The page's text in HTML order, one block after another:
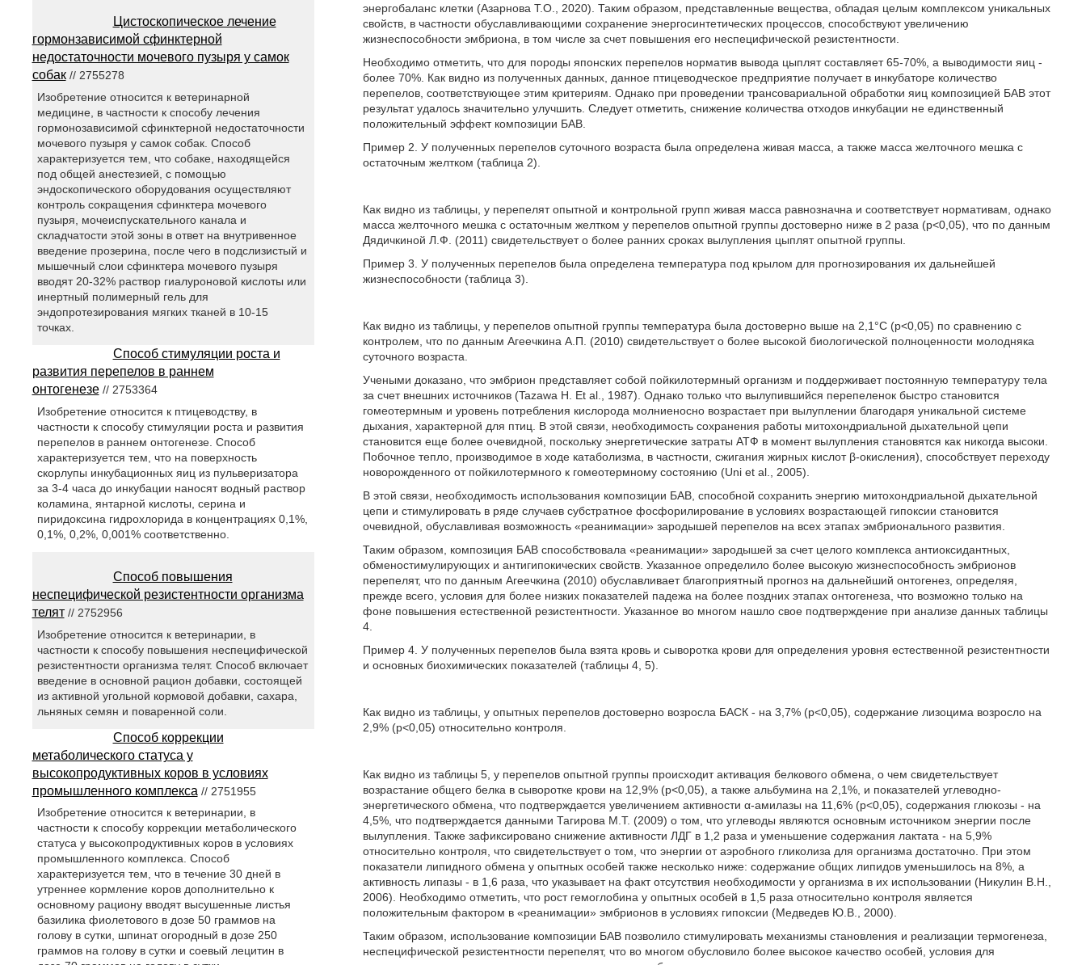
энергобаланс клетки (Азарнова Т.О., 2020). Таким образом, представленные вещества, обладая целым комплексом уникальных
свойств, в частности обуславливающими сохранение энергосинтетических процессов, способствуют увеличению
жизнеспособности эмбриона, в том числе за счет повышения его неспецифической резистентности.
Необходимо отметить, что для породы японских перепелов норматив вывода цыплят составляет 65-70%, а выводимости яиц -
более 70%. Как видно из полученных данных, данное птицеводческое предприятие получает в инкубаторе количество
перепелов, соответствующее этим критериям. Однако при проведении трансовариальной обработки яиц композицией БАВ этот
результат удалось значительно улучшить. Следует отметить, снижение количества отходов инкубации не единственный
положительный эффект композиции БАВ.
Пример 2. У полученных перепелов суточного возраста была определена живая масса, а также масса желточного мешка с
остаточным желтком (таблица 2).
Как видно из таблицы, у перепелят опытной и контрольной групп живая масса равнозначна и соответствует нормативам, однако
масса желточного мешка с остаточным желтком у перепелов опытной группы достоверно ниже в 2 раза (р<0,05), что по данным
Дядичкиной Л.Ф. (2011) свидетельствует о более ранних сроках вылупления цыплят опытной группы.
Пример 3. У полученных перепелов была определена температура под крылом для прогнозирования их дальнейшей
жизнеспособности (таблица 3).
Как видно из таблицы, у перепелов опытной группы температура была достоверно выше на 2,1°С (р<0,05) по сравнению с
контролем, что по данным Агеечкина А.П. (2010) свидетельствует о более высокой биологической полноценности молодняка
суточного возраста.
Учеными доказано, что эмбрион представляет собой пойкилотермный организм и поддерживает постоянную температуру тела
за счет внешних источников (Tazawa Н. Et al., 1987). Однако только что вылупившийся перепеленок быстро становится
гомеотермным и уровень потребления кислорода молниеносно возрастает при вылуплении благодаря уникальной системе
дыхания, характерной для птиц. В этой связи, необходимость сохранения работы митохондриальной дыхательной цепи
становится еще более очевидной, поскольку энергетические затраты АТФ в момент вылупления становятся как никогда высоки.
Побочное тепло, производимое в ходе катаболизма, в частности, сжигания жирных кислот β-окисления), способствует переходу
новорожденного от пойкилотермного к гомеотермному состоянию (Uni et al., 2005).
В этой связи, необходимость использования композиции БАВ, способной сохранить энергию митохондриальной дыхательной
цепи и стимулировать в ряде случаев субстратное фосфорилирование в условиях возрастающей гипоксии становится
очевидной, обуславливая возможность «реанимации» зародышей перепелов на всех этапах эмбрионального развития.
Таким образом, композиция БАВ способствовала «реанимации» зародышей за счет целого комплекса антиоксидантных,
обменостимулирующих и антигипокических свойств. Указанное определило более высокую жизнеспособность эмбрионов
перепелят, что по данным Агеечкина (2010) обуславливает благоприятный прогноз на дальнейший онтогенез, определяя,
прежде всего, условия для более низких показателей падежа на более поздних этапах онтогенеза, что возможно только на
фоне повышения естественной резистентности. Указанное во многом нашло свое подтверждение при анализе данных таблицы
4.
Пример 4. У полученных перепелов была взята кровь и сыворотка крови для определения уровня естественной резистентности
и основных биохимических показателей (таблицы 4, 5).
Как видно из таблицы, у опытных перепелов достоверно возросла БАСК - на 3,7% (р<0,05), содержание лизоцима возросло на
2,9% (р<0,05) относительно контроля.
Как видно из таблицы 5, у перепелов опытной группы происходит активация белкового обмена, о чем свидетельствует
возрастание общего белка в сыворотке крови на 12,9% (р<0,05), а также альбумина на 2,1%, и показателей углеводно-
энергетического обмена, что подтверждается увеличением активности α-амилазы на 11,6% (р<0,05), содержания глюкозы - на
4,5%, что подтверждается данными Тагирова М.Т. (2009) о том, что углеводы являются основным источником энергии после
вылупления. Также зафиксировано снижение активности ЛДГ в 1,2 раза и уменьшение содержания лактата - на 5,9%
относительно контроля, что свидетельствует о том, что энергии от аэробного гликолиза для организма достаточно. При этом
показатели липидного обмена у опытных особей также несколько ниже: содержание общих липидов уменьшилось на 8%, а
активность липазы - в 1,6 раза, что указывает на факт отсутствия необходимости у организма в их использовании (Никулин В.Н.,
2006). Необходимо отметить, что рост гемоглобина у опытных особей в 1,5 раза относительно контроля является
положительным фактором в «реанимации» эмбрионов в условиях гипоксии (Медведев Ю.В., 2000).
Таким образом, использование композиции БАВ позволило стимулировать механизмы становления и реализации термогенеза,
неспецифической резистентности перепелят, что во многом обусловило более высокое качество особей, условия для
Цистоскопическое лечение
гормонзависимой сфинктерной
недостаточности мочевого пузыря у самок
собак// 2755278
Изобретение относится к ветеринарной
медицине, в частности к способу лечения
гормонозависимой сфинктерной недостаточности
мочевого пузыря у самок собак. Способ
характеризуется тем, что собаке, находящейся
под общей анестезией, с помощью
эндоскопического оборудования осуществляют
контроль сокращения сфинктера мочевого
пузыря, мочеиспускательного канала и
складчатости этой зоны в ответ на внутривенное
введение прозерина, после чего в подслизистый и
мышечный слои сфинктера мочевого пузыря
вводят 20-32% раствор гиалуроновой кислоты или
инертный полимерный гель для
эндопротезирования мягких тканей в 10-15
точках.
Способ стимуляции роста и
развития перепелов в раннем
онтогенезе// 2753364
Изобретение относится к птицеводству, в
частности к способу стимуляции роста и развития
перепелов в раннем онтогенезе. Способ
характеризуется тем, что на поверхность
скорлупы инкубационных яиц из пульверизатора
за 3-4 часа до инкубации наносят водный раствор
коламина, янтарной кислоты, серина и
пиридоксина гидрохлорида в концентрациях 0,1%,
0,1%, 0,2%, 0,001% соответственно.
Способ повышения
неспецифической резистентности организма
телят// 2752956
Изобретение относится к ветеринарии, в
частности к способу повышения неспецифической
резистентности организма телят. Способ включает
введение в основной рацион добавки, состоящей
из активной угольной кормовой добавки, сахара,
льняных семян и поваренной соли.
Способ коррекции
метаболического статуса у
высокопродуктивных коров в условиях
промышленного комплекса // 2751955
Изобретение относится к ветеринарии, в
частности к способу коррекции метаболического
статуса у высокопродуктивных коров в условиях
промышленного комплекса. Способ
характеризуется тем, что в течение 30 дней в
утреннее кормление коров дополнительно к
основному рациону вводят высушенные листья
базилика фиолетового в дозе 50 граммов на
голову в сутки, шпинат огородный в дозе 250
граммов на голову в сутки и соевый лецитин в